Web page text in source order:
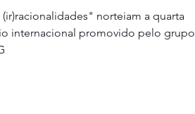
norteiam a quarta
internacional promovido pelo grupo